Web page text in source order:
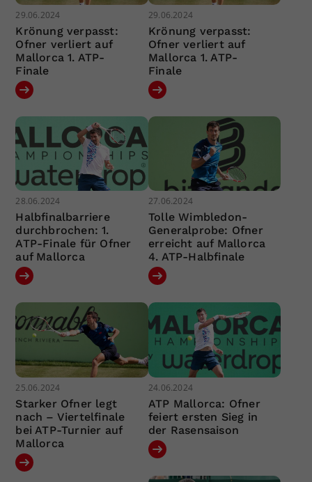
29.06.2024
Krönung verpasst:
Ofner verliert auf
Mallorca 1. ATP-
Finale
29.06.2024
Krönung verpasst:
Ofner verliert auf
Mallorca 1. ATP-
Finale
28.06.2024
Halbfinalbarriere
durchbrochen: 1.
ATP-Finale für Ofner
auf Mallorca
27.06.2024
Tolle Wimbledon-
Generalprobe: Ofner
erreicht auf Mallorca
4. ATP-Halbfinale
25.06.2024
Starker Ofner legt
nach – Viertelfinale
bei ATP-Turnier auf
Mallorca
24.06.2024
ATP Mallorca: Ofner
feiert ersten Sieg in
der Rasensaison